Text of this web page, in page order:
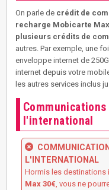
On parle de crédit de
recharge Mobicarte
plusieurs crédits de
autres. Par exemple, une
enveloppe internet de
internet depuis votre
les autres services inclus
l'international
L'INTERNATIONAL
Hormis les destinations
Max 30€ , vous ne